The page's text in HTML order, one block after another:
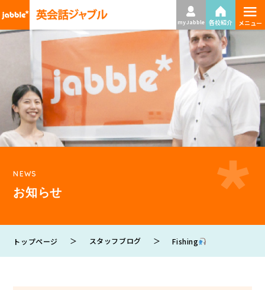
my Jabble 各校紹介 ≡
メニュー
NEWS
お知らせ
トップページ ＞ スタッフブログ ＞ Fishing